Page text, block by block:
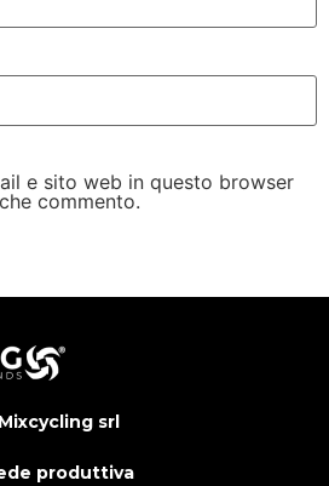
e sito web in questo browser
commento.
Mixcycling srl
produttiva